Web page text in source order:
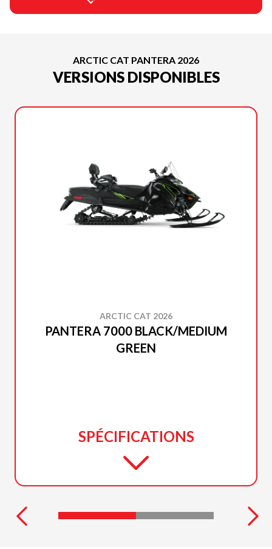
ARCTIC CAT PANTERA 2026
VERSIONS DISPONIBLES
ARCTIC CAT 2026
PANTERA 7000 BLACK/MEDIUM
GREEN
SPÉCIFICATIONS